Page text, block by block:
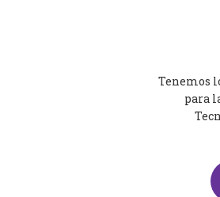
Tenemos
para